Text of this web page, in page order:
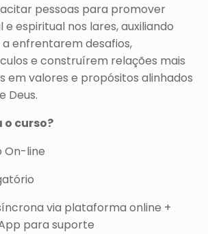
pessoas para promover
espiritual nos lares, auxiliando
enfrentarem desafios,
e construírem relações mais
em valores e propósitos alinhados
Deus.
curso?
On-line
via plataforma online +
para suporte